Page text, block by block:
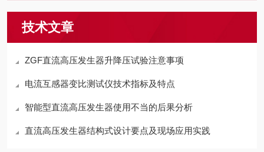
技术文章
ZGF直流高压发生器升降压试验注意事项
电流互感器变比测试仪技术指标及特点
智能型直流高压发生器使用不当的后果分析
直流高压发生器结构式设计要点及现场应用实践